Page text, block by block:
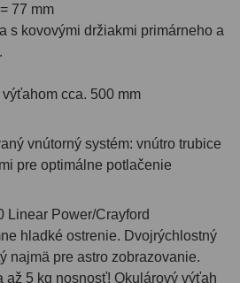
36
77 mm
s kovovými držiakmi primárneho a
cca. 500 mm
vnútorný systém: vnútro trubice
pre optimálne potlačenie
Linear Power/Crayford
hladké ostrenie. Dvojrýchlostný
najmä pre astro zobrazovanie.
až 5 kg nosnosť! Okulárový výťah